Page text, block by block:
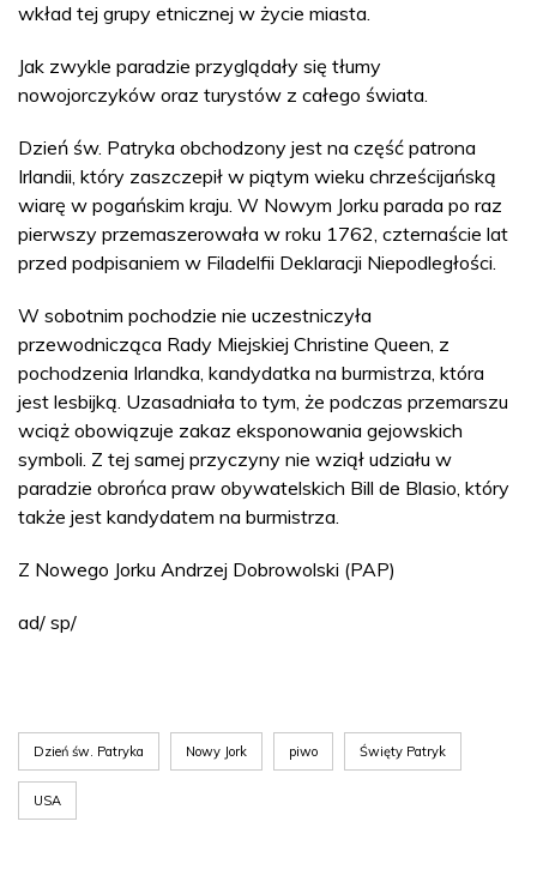
wkład tej grupy etnicznej w życie miasta.
Jak zwykle paradzie przyglądały się tłumy
nowojorczyków oraz turystów z całego świata.
Dzień św. Patryka obchodzony jest na część patrona
Irlandii, który zaszczepił w piątym wieku chrześcijańską
wiarę w pogańskim kraju. W Nowym Jorku parada po raz
pierwszy przemaszerowała w roku 1762, czternaście lat
przed podpisaniem w Filadelfii Deklaracji Niepodległości.
W sobotnim pochodzie nie uczestniczyła
przewodnicząca Rady Miejskiej Christine Queen, z
pochodzenia Irlandka, kandydatka na burmistrza, która
jest lesbijką. Uzasadniała to tym, że podczas przemarszu
wciąż obowiązuje zakaz eksponowania gejowskich
symboli. Z tej samej przyczyny nie wziął udziału w
paradzie obrońca praw obywatelskich Bill de Blasio, który
także jest kandydatem na burmistrza.
Z Nowego Jorku Andrzej Dobrowolski (PAP)
ad/ sp/
Dzień św. Patryka Nowy Jork piwo Święty Patryk
USA